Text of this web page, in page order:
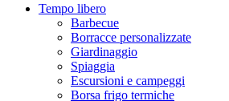
Tempo libero
Barbecue
Borracce personalizzate
Giardinaggio
Spiaggia
Escursioni e campeggi
Borsa frigo termiche